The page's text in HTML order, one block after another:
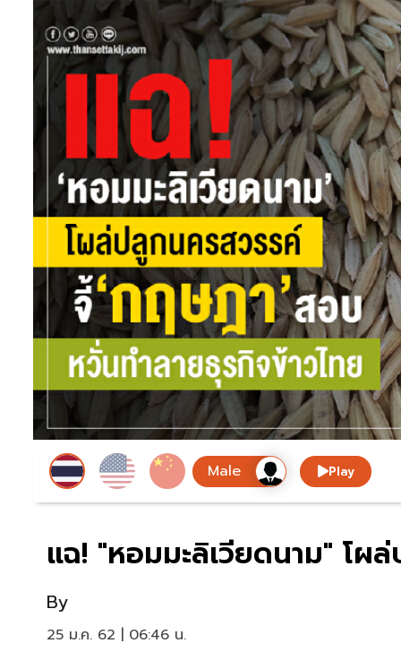
Play
แฉ! "หอมมะลิเวียดนาม" โผ
By
25 ม.ค. 62 | 06:46 น.